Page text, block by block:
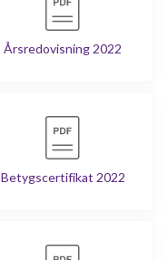
Årsredovisning 2022
Betygscertifikat 2022